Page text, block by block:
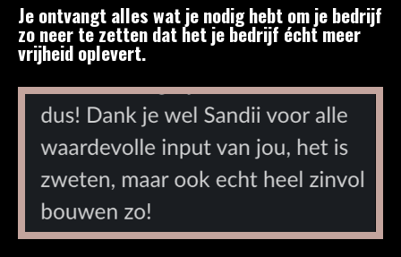
Je ontvangt alles wat je nodig hebt om je bedrijf
zo neer te zetten dat het je bedrijf écht meer
vrijheid oplevert.